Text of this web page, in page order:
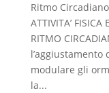
Ritmo
ATTIVITA’
RITMO
modulare gli
la...